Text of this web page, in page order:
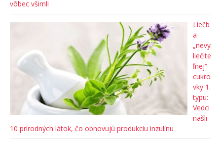
vôbec všimli
Liečb
a
„nevy
liečite
ľnej“
cukro
vky 1.
typu:
Vedci
našli
10 prírodných látok, čo obnovujú produkciu inzulínu